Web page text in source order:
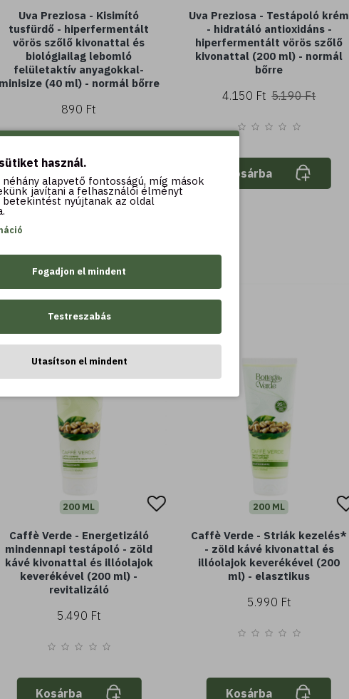
Uva Preziosa - Kisimító
tusfürdő - hiperfermentált
vörös szőlő kivonattal és
biológiailag lebomló
felületaktív anyagokkal-
minisize (40 ml) - normál bőrre
890 Ft
Kosárba
Uva Preziosa - Testápoló krém
- hidratáló antioxidáns -
hiperfermentált vörös szőlő
kivonattal (200 ml) - normál
bőrre
4.150 Ft 5.190 Ft
Kosárba
VÁSÁROLT
200 ML
Caffè Verde - Energetizáló
mindennapi testápoló - zöld
kávé kivonattal és illóolajok
keverékével (200 ml) -
revitalizáló
5.490 Ft
Kosárba
200 ML
Caffè Verde - Striák kezelés*
- zöld kávé kivonattal és
illóolajok keverékével (200
ml) - elasztikus
5.990 Ft
Kosárba
használ.
alapvető fontosságú, míg mások
javítani a felhasználói élményt
betekintést nyújtanak az oldal
Fogadjon el mindent
Testreszabás
Utasítson el mindent